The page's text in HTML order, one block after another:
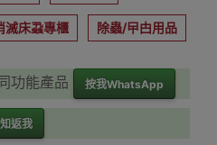
滅床蝨專櫃 除蟲/曱甴用品
功能產品 按我WhatsApp
返我